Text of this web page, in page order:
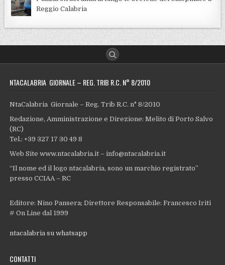
Reggio Calabria
NTACALABRIA GIORNALE – REG. TRIB R.C. N° 8/2010
NtaCalabria Giornale – Reg. Trib R.C. n° 8/2010
Redazione, Amministrazione e Direzione: Melito di Porto Salvo
(RC)
Tel.: +39 327 17 30 49 8
Web Site www.ntacalabria.it – info@ntacalabria.it
“Il nome ed il logo ntacalabria, sono un marchio registrato”
presso CCIAA – RC
Editore: Nino Pansera; Direttore Responsabile: Francesco Iriti
# On Line dal 1999
ntacalabria su whatsapp
CONTATTI